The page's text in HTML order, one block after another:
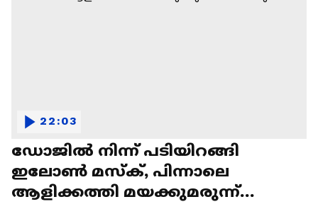
ഡോജിൽ നിന്ന് പടിയിറങ്ങി
ഇലോൺ മസ്ക്, പിന്നാലെ
ആളിക്കത്തി മയക്കുമരുന്ന്
22:03